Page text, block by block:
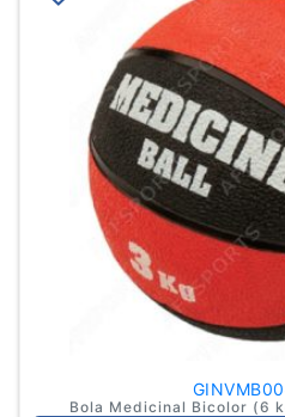
Bola Medicinal Bicolor (6